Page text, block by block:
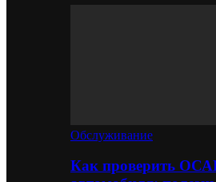
Обслуживание
Как проверить